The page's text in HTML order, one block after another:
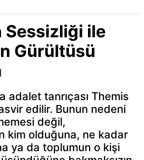
Sessizliği ile
Gürültüsü
adalet tanrıçası Themis
edilir. Bunun nedeni
değil,
kim olduğuna, ne kadar
ya da toplumun o kişi